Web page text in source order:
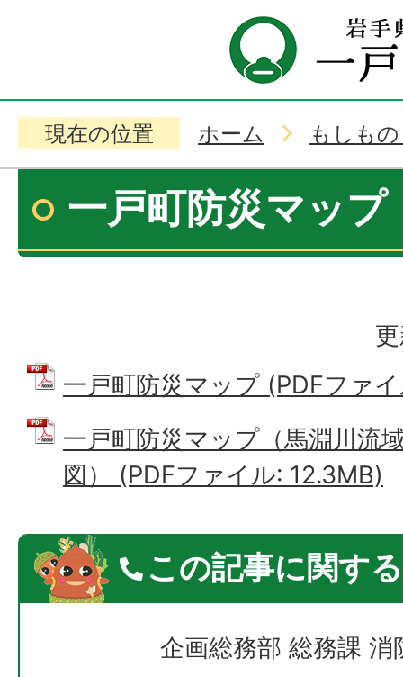
現在の位置 ホーム もしも
一戸町防災マップ
一戸町防災マップ (PDFファ
一戸町防災マップ（馬淵川流
図） (PDFファイル: 12.3MB)
この記事に関す
企画総務部 総務課 消